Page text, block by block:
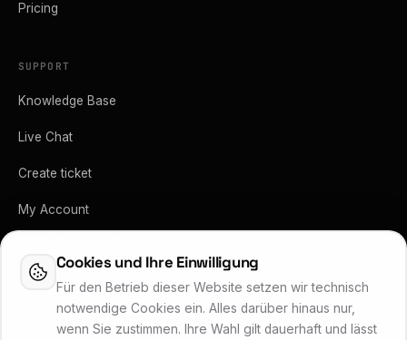
Pricing
SUPPORT
Knowledge Base
Live Chat
Create ticket
My Account
Vertrag kündigen
Cookies und Ihre Einwilligung
Für den Betrieb dieser Website setzen wir technisch
notwendige Cookies ein. Alles darüber hinaus nur,
wenn Sie zustimmen. Ihre Wahl gilt dauerhaft und lässt